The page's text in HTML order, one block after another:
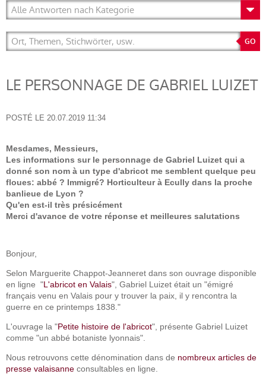
LE PERSONNAGE DE GABRIEL LUIZET
POSTÉ LE 20.07.2019 11:34
Mesdames, Messieurs,
Les informations sur le personnage de Gabriel Luizet qui a
donné son nom à un type d'abricot me semblent quelque peu
floues: abbé ? Immigré? Horticulteur à Ecully dans la proche
banlieue de Lyon ?
Qu'en est-il très présicément
Merci d'avance de votre réponse et meilleures salutations
Bonjour,
Selon Marguerite Chappot-Jeanneret dans son ouvrage disponible
en ligne "L'abricot en Valais", Gabriel Luizet était un "émigré
français venu en Valais pour y trouver la paix, il y rencontra la
guerre en ce printemps 1838."
L'ouvrage la "Petite histoire de l'abricot", présente Gabriel Luizet
comme "un abbé botaniste lyonnais".
Nous retrouvons cette dénomination dans de nombreux articles de
presse valaisanne consultables en ligne.